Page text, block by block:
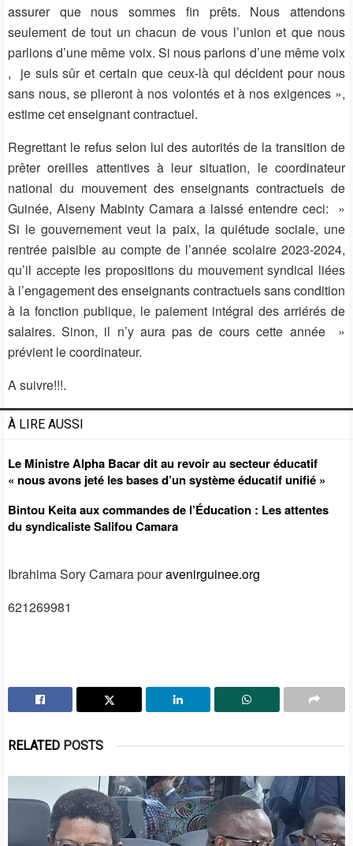
assurer que nous sommes fin prêts. Nous attendons
seulement de tout un chacun de vous l’union et que nous
parlions d’une même voix. Si nous parlons d’une même voix
, je suis sûr et certain que ceux-là qui décident pour nous
sans nous, se plieront à nos volontés et à nos exigences »,
estime cet enseignant contractuel.
Regrettant le refus selon lui des autorités de la transition de
prêter oreilles attentives à leur situation, le coordinateur
national du mouvement des enseignants contractuels de
Guinée, Alseny Mabinty Camara a laissé entendre ceci: »
Si le gouvernement veut la paix, la quiétude sociale, une
rentrée paisible au compte de l’année scolaire 2023-2024,
qu’il accepte les propositions du mouvement syndical liées
à l’engagement des enseignants contractuels sans condition
à la fonction publique, le paiement intégral des arriérés de
salaires. Sinon, il n’y aura pas de cours cette année »
prévient le coordinateur.
A suivre!!!.
À LIRE AUSSI
Le Ministre Alpha Bacar dit au revoir au secteur éducatif
« nous avons jeté les bases d’un système éducatif unifié »
Bintou Keita aux commandes de l’Éducation : Les attentes
du syndicaliste Salifou Camara
Ibrahima Sory Camara pouravenirguinee.org
621269981
RELATED POSTS